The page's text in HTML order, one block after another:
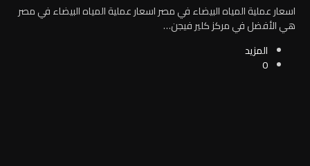
اسعار عملية المياه البيضاء في مصر اسعار عملية المياه البيضاء في مصر
هي الأفضل في مركز كلير فيجن…
المزيد
0